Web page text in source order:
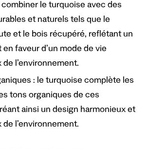
le turquoise avec des
et naturels tels que le
et le bois récupéré, reflétant un
faveur d’un mode de vie
l’environnement.
: le turquoise complète les
tons organiques de ces
ainsi un design harmonieux et
l’environnement.